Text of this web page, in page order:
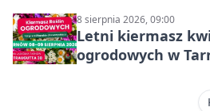
8 sierpnia 2026, 09:00
Letni kiermasz
ogrodowych w